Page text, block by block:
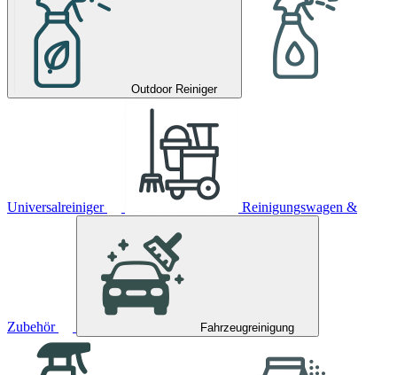
Outdoor Reiniger
Universalreiniger Reinigungswagen &
Zubehör Fahrzeugreinigung